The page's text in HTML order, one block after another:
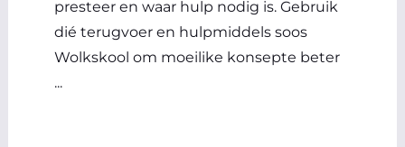
presteer en waar hulp nodig is. Gebruik
dié terugvoer en hulpmiddels soos
Wolkskool om moeilike konsepte beter
...